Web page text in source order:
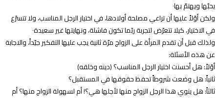
يحبّها ويهتمّ بها٠
ولكن أوّلاً عليها أن تراعي مصلحة أولادها، في اختيار الرجل المناسب، ولا تتسرّع
في الاختيار، كيلا تتعرّض لتجربة ربّما تكون فاشلة، ونهايتها غير سعيدة٠
ولذلك قبل أن تقدم المرأة على الزواج مرّة ثانية يجب عليها التفكير جيّداً، والاجابة
عن هذه الأسئلة:
أوّلاً: هل أحسنت اختيار الرجل المناسب؟ (دينه وخلقه)
ثانياً: هل وضعت شروطاً تحفظ حقوقها في المستقبل؟
ثالثاً: هل ينوي هذا الرجل الزواج منها لأجلها هي؟! أم لسهولة الزواج منها؟ أم